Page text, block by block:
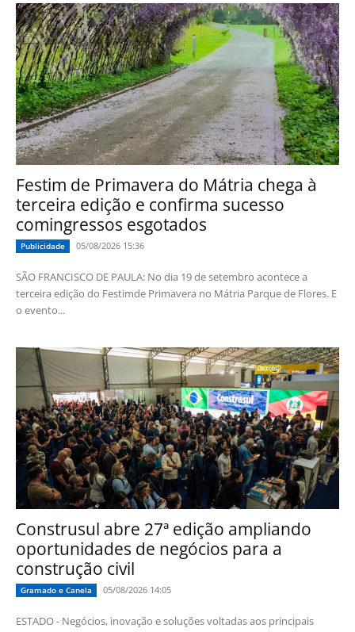
Festim de Primavera do Mátria chega à
terceira edição e confirma sucesso
comingressos esgotados
Publicidade 05/08/2026 15:36
SÃO FRANCISCO DE PAULA: No dia 19 de setembro acontece a
terceira edição do Festimde Primavera no Mátria Parque de Flores. E
o evento...
Construsul abre 27ª edição ampliando
oportunidades de negócios para a
construção civil
Gramado e Canela 05/08/2026 14:05
ESTADO - Negócios, inovação e soluções voltadas aos principais